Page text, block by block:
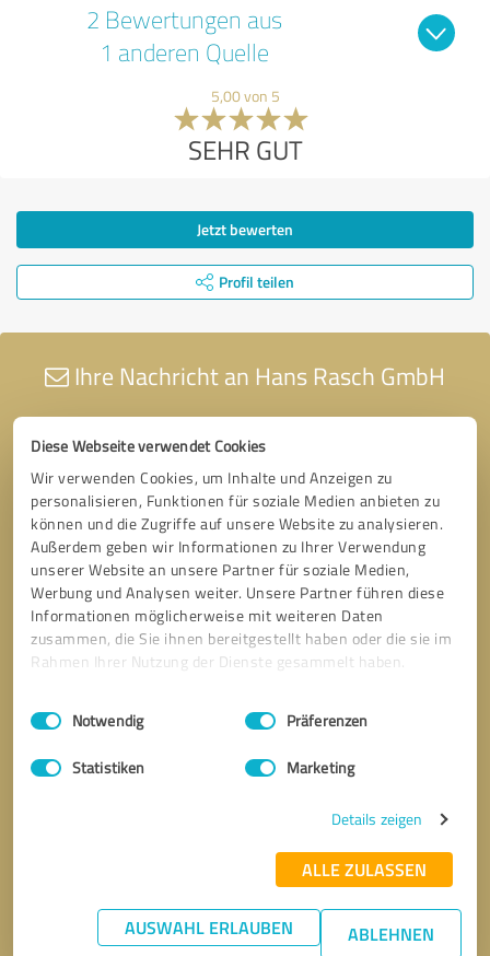
Diese Webseite verwendet Cookies
Wir verwenden Cookies, um Inhalte und Anzeigen zu
personalisieren, Funktionen für soziale Medien anbieten zu
können und die Zugriffe auf unsere Website zu analysieren.
Außerdem geben wir Informationen zu Ihrer Verwendung
unserer Website an unsere Partner für soziale Medien,
Werbung und Analysen weiter. Unsere Partner führen diese
Informationen möglicherweise mit weiteren Daten
zusammen, die Sie ihnen bereitgestellt haben oder die sie im
Rahmen Ihrer Nutzung der Dienste gesammelt haben.
Impressum Datenschutzbestimmungen
Einwilligungsauswahl
Notwendig Präferenzen
Statistiken Marketing
Details zeigen
ALLE ZULASSEN
AUSWAHL ERLAUBEN ABLEHNEN
2 Bewertungen aus
1 anderen Quelle
5,00 von 5
SEHR GUT
Jetzt bewerten
Profil teilen
Ihre Nachricht an Hans Rasch GmbH
* Erforderliche Angaben
Nachricht senden